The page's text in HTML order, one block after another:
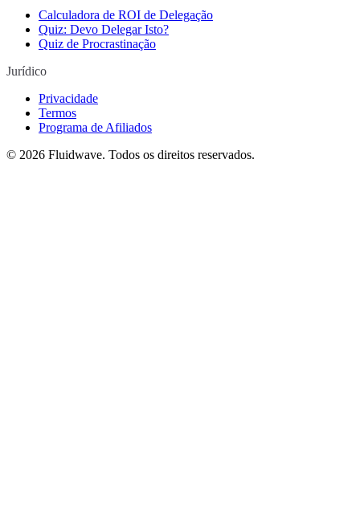
Calculadora de ROI de Delegação
Quiz: Devo Delegar Isto?
Quiz de Procrastinação
Jurídico
Privacidade
Termos
Programa de Afiliados
© 2026 Fluidwave. Todos os direitos reservados.